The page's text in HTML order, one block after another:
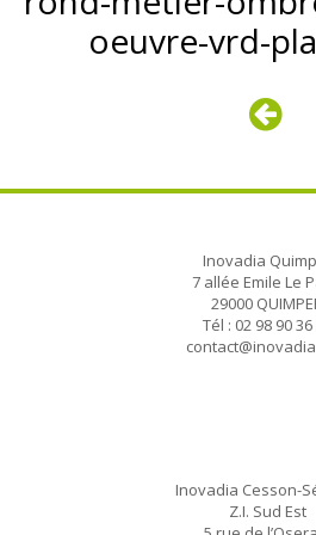
oeuvre-vrd-
Inovadia
7 allée Emile Le
29000
Tél : 02 98 90 36
Inovadia Cesson-
Z.I. Sud Est